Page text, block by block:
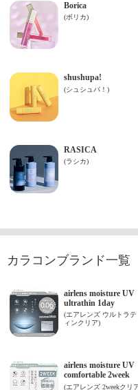
カラコンブランド一覧